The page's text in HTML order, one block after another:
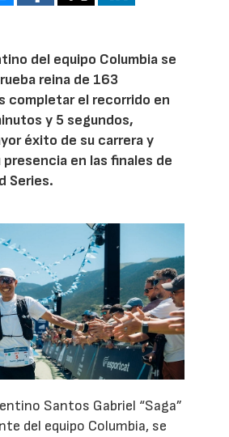
del equipo Columbia se
reina de 163
completar el recorrido en
y 5 segundos,
éxito de su carrera y
presencia en las finales de
Series.
Santos Gabriel “Saga”
del equipo Columbia, se